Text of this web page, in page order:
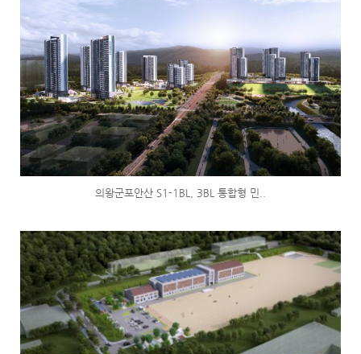
의왕군포안산 S1-1BL, 3BL 통합형 민..